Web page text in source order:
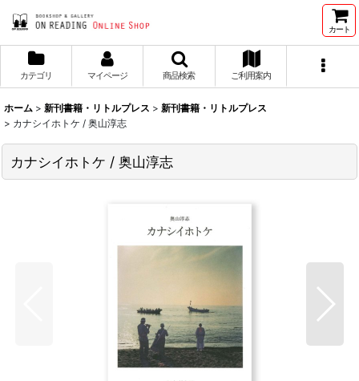
カート
カテゴリ マイページ 商品検索 ご利用案内
ホーム > 新刊書籍・リトルプレス > 新刊書籍・リトルプレス
> カナシイホトケ / 奥山淳志
カナシイホトケ / 奥山淳志